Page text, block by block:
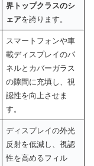
界トップクラスのシ
ェアを誇ります。
スマートフォンや車
載ディスプレイのパ
ネルとカバーガラス
の隙間に充填し、視
認性を向上させま
す。
ディスプレイの外光
反射を低減し、視認
性を高めるフィル